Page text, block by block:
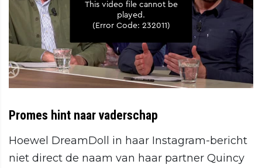
Promes hint naar vaderschap
Hoewel DreamDoll in haar Instagram-bericht
niet direct de naam van haar partner Quincy